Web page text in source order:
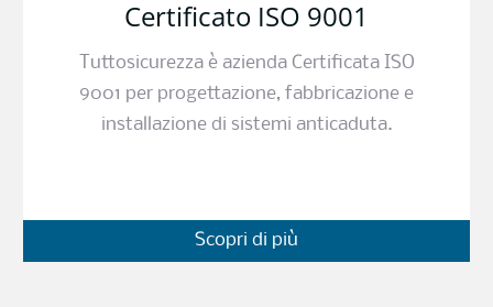
Certificato ISO 9001
Tuttosicurezza è azienda Certificata ISO
9001 per progettazione, fabbricazione e
installazione di sistemi anticaduta.
Scopri di più